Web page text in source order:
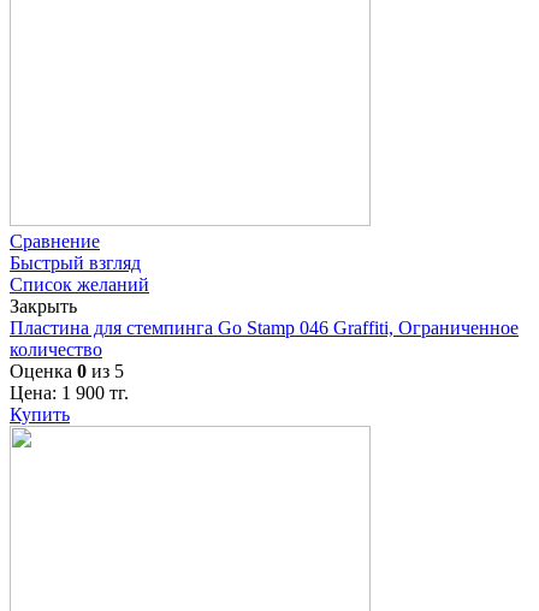
Сравнение
Быстрый взгляд
Список желаний
Закрыть
Пластина для стемпинга Go Stamp 046 Graffiti, Ограниченное
количество
Оценка 0 из 5
Цена: 1 900 тг.
Купить